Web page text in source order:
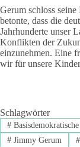
Gerum schloss
betonte, dass die
Jahrhunderte unser
Konflikten der
einzunehmen. Eine
wir für unsere
Schlagwörter
#
#Jimmy Gerum #